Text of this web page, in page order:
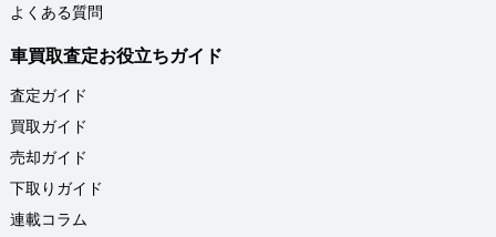
よくある質問
車買取査定お役立ちガイド
査定ガイド
買取ガイド
売却ガイド
下取りガイド
連載コラム